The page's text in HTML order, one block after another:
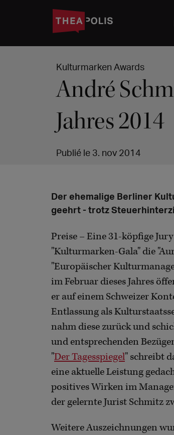
Kulturmarken Awards
André
Jahres 2014
Publié le 3. nov 2014
Der ehemalige Berliner
geehrt - trotz
Preise – Eine 31-köpfige
"Kulturmarken-Gala" die
"Europäischer
im Februar dieses Jahres
er auf einem Schweizer
Entlassung als
nahm diese zurück und
und entsprechenden
"Der Tagesspiegel" schreibt
eine aktuelle Leistung
positives Wirken im
der gelernte Jurist Schmitz
Weitere Auszeichnungen